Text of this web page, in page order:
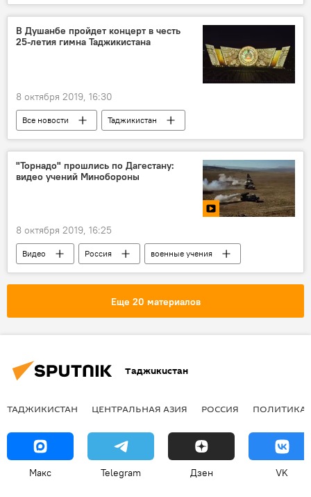
Памир
Москва
Происшествия, ЧП, криминал
МВД Таджикистана
преступность
В Душанбе пройдет концерт в честь
25-летия гимна Таджикистана
8 октября 2019, 16:30
Все новости
Таджикистан
Культура
гимн
концерт
Новости Душанбе
"Торнадо" прошлись по Дагестану:
видео учений Минобороны
8 октября 2019, 16:25
Видео Россия
военные учения
Минобороны России
животные
Еще 20 материалов
Таджикистан
ТАДЖИКИСТАН ЦЕНТРАЛЬНАЯ АЗИЯ РОССИЯ ПОЛИТИКА
Макс Telegram Дзен VK